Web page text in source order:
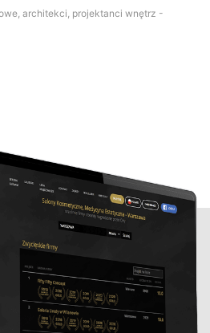
architekci, projektanci wnętrz -